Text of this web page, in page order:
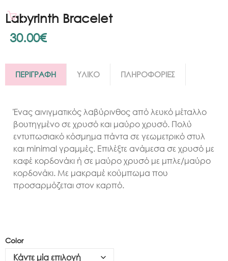
Labyrinth Bracelet
30.00€
ΠΕΡΙΓΡΑΦΗ ΥΛΙΚΟ ΠΛΗΡΟΦΟΡΙΕΣ
Ένας αινιγματικός λαβύρινθος από λευκό μέταλλο
βουτηγμένο σε χρυσό και μαύρο χρυσό. Πολύ
εντυπωσιακό κόσμημα πάντα σε γεωμετρικό στυλ
και minimal γραμμές. Επιλέξτε ανάμεσα σε χρυσό με
καφέ κορδονάκι ή σε μαύρο χρυσό με μπλε/μαύρο
κορδονάκι. Mε μακραμέ κούμπωμα που
προσαρμόζεται στον καρπό.
Color